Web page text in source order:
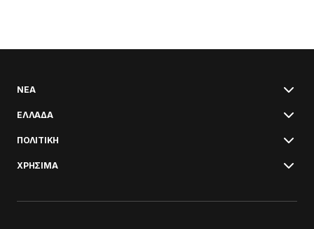
ΝΕΑ
ΕΛΛΑΔΑ
ΠΟΛΙΤΙΚΗ
ΧΡΗΣΙΜΑ